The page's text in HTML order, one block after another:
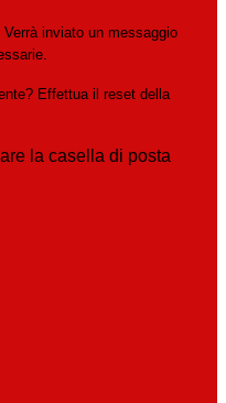
Verrà inviato un messaggio
Effettua il reset della
la casella di posta